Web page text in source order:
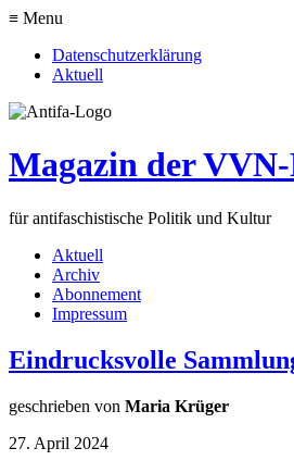
≡ Menu
Datenschutzerklärung
Aktuell
Magazin der
für antifaschistische Politik und Kultur
Aktuell
Archiv
Abonnement
Impressum
Eindrucksvolle
geschrieben von Maria Krüger
27. April 2024